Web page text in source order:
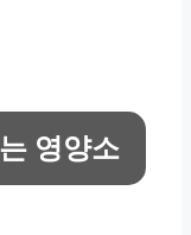
영양소